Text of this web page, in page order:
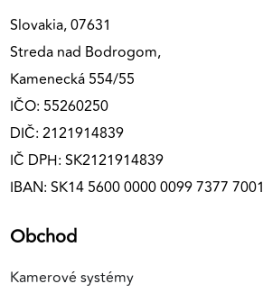
Slovakia, 07631
Streda nad Bodrogom,
Kamenecká 554/55
IČO: 55260250
DIČ: 2121914839
IČ DPH: SK2121914839
IBAN: SK14 5600 0000 0099 7377 7001
Obchod
Kamerové systémy